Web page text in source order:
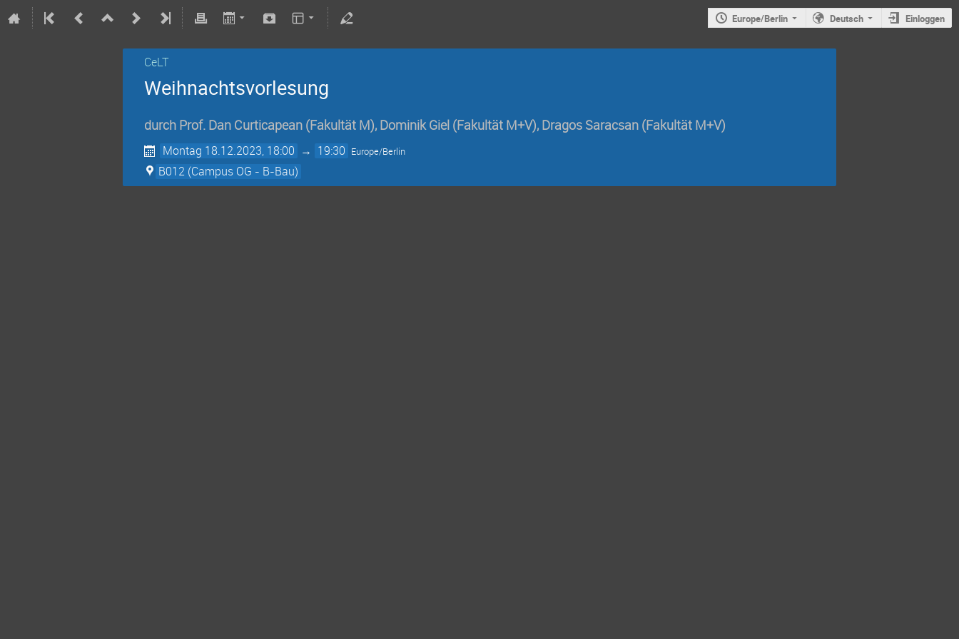
Europe/Berlin Deutsch Einloggen
CeLT
Weihnachtsvorlesung
durch Prof. Dan Curticapean (Fakultät M), Dominik Giel (Fakultät M+V), Dragos Saracsan (Fakultät M+V)
Montag 18.12.2023, 18:00 → 19:30 Europe/Berlin
B012 (Campus OG - B-Bau)